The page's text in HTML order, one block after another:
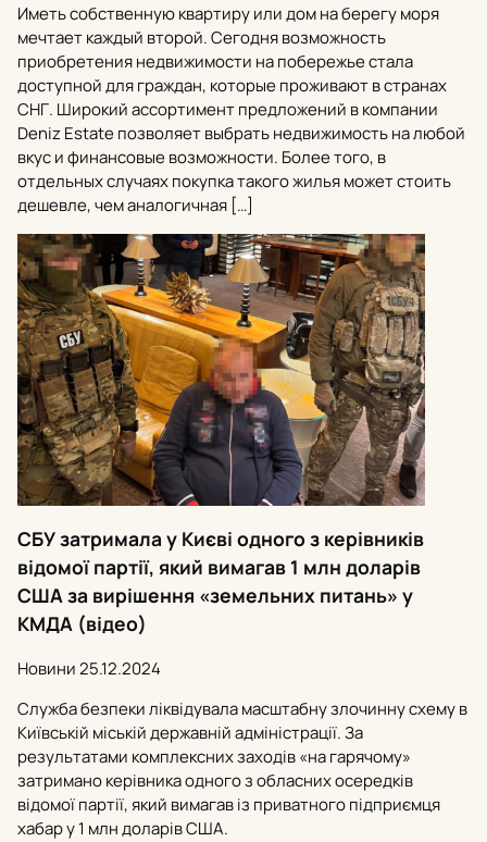
Иметь собственную квартиру или дом на берегу моря
мечтает каждый второй. Сегодня возможность
приобретения недвижимости на побережье стала
доступной для граждан, которые проживают в странах
СНГ. Широкий ассортимент предложений в компании
Deniz Estate позволяет выбрать недвижимость на любой
вкус и финансовые возможности. Более того, в
отдельных случаях покупка такого жилья может стоить
дешевле, чем аналогичная […]
СБУ затримала у Києві одного з керівників
відомої партії, який вимагав 1 млн доларів
США за вирішення «земельних питань» у
КМДА (відео)
Новини25.12.2024
Служба безпеки ліквідувала масштабну злочинну схему в
Київській міській державній адміністрації. За
результатами комплексних заходів «на гарячому»
затримано керівника одного з обласних осередків
відомої партії, який вимагав із приватного підприємця
хабар у 1 млн доларів США.